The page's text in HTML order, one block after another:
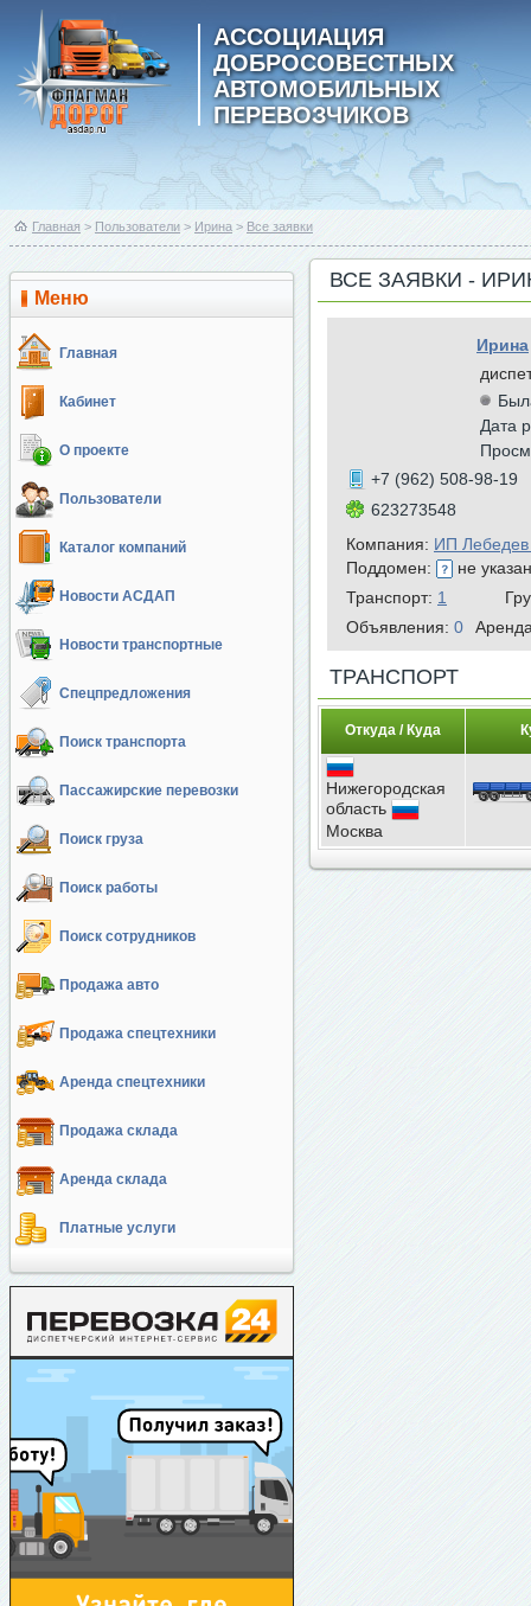
АССОЦИАЦИЯ
ДОБРОСОВЕСТНЫХ
АВТОМОБИЛЬНЫХ
ПЕРЕВОЗЧИКОВ
Главная > Пользователи > Ирина > Все заявки
Меню
Главная
Кабинет
О проекте
Пользователи
Каталог компаний
Новости АСДАП
Новости транспортные
Спецпредложения
Поиск транспорта
Пассажирские перевозки
Поиск груза
Поиск работы
Поиск сотрудников
Продажа авто
Продажа спецтехники
Аренда спецтехники
Продажа склада
Аренда склада
Платные услуги
ВСЕ ЗАЯВКИ -
Ирина
Дата
+7 (962) 508-98-19
623273548
Компания: ИП Лебедев
Поддомен:
не
Транспорт: 1
Объявления: 0
ТРАНСПОРТ
Откуда / Куда
Нижегородская
область
Москва